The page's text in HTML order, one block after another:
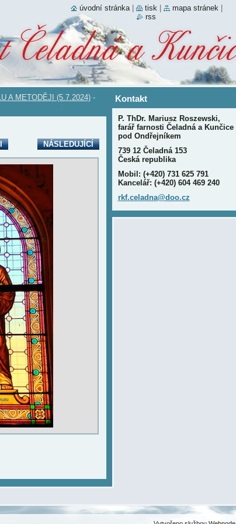
A METODĚJI (5.7.2024) -
NÁSLEDUJÍCÍ
Kontakt
P. ThDr. Mariusz Roszewski,
farář farnosti Čeladná a Kunčice
pod Ondřejníkem
739 12 Čeladná 153
Česká republika
Mobil: (+420) 731 625 791
Kancelář: (+420) 604 469 240
rkf.celadna@doo.cz
úvodní stránka tisk mapa stránek
rss